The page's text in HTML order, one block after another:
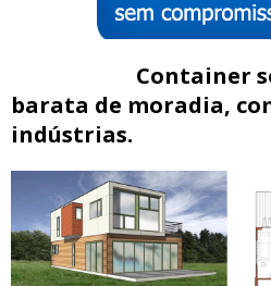
Container
barata de moradia,
indústrias.